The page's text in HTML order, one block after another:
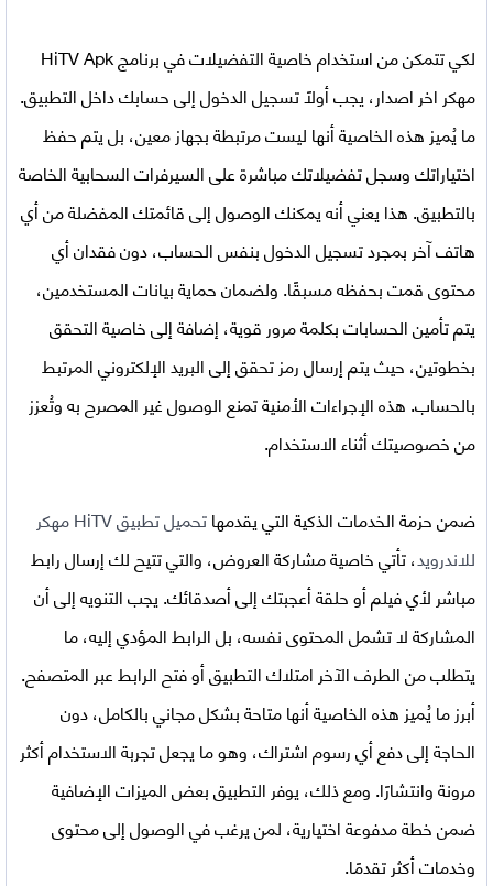
لكي تتمكن من استخدام خاصية التفضيلات في برنامج HiTV Apk
مهكر اخر اصدار، يجب أولًا تسجيل الدخول إلى حسابك داخل التطبيق.
ما يُميز هذه الخاصية أنها ليست مرتبطة بجهاز معين، بل يتم حفظ
اختياراتك وسجل تفضيلاتك مباشرة على السيرفرات السحابية الخاصة
بالتطبيق. هذا يعني أنه يمكنك الوصول إلى قائمتك المفضلة من أي
هاتف آخر بمجرد تسجيل الدخول بنفس الحساب، دون فقدان أي
محتوى قمت بحفظه مسبقًا. ولضمان حماية بيانات المستخدمين،
يتم تأمين الحسابات بكلمة مرور قوية، إضافة إلى خاصية التحقق
بخطوتين، حيث يتم إرسال رمز تحقق إلى البريد الإلكتروني المرتبط
بالحساب. هذه الإجراءات الأمنية تمنع الوصول غير المصرح به وتُعزز
من خصوصيتك أثناء الاستخدام.
ضمن حزمة الخدمات الذكية التي يقدمها
تحميل تطبيق HiTV مهكر
للاندرويد، تأتي خاصية مشاركة العروض، والتي تتيح لك إرسال رابط
مباشر لأي فيلم أو حلقة أعجبتك إلى أصدقائك. يجب التنويه إلى أن
المشاركة لا تشمل المحتوى نفسه، بل الرابط المؤدي إليه، ما
يتطلب من الطرف الآخر امتلاك التطبيق أو فتح الرابط عبر المتصفح.
أبرز ما يُميز هذه الخاصية أنها متاحة بشكل مجاني بالكامل، دون
الحاجة إلى دفع أي رسوم اشتراك، وهو ما يجعل تجربة الاستخدام أكثر
مرونة وانتشارًا. ومع ذلك، يوفر التطبيق بعض الميزات الإضافية
ضمن خطة مدفوعة اختيارية، لمن يرغب في الوصول إلى محتوى
وخدمات أكثر تقدمًا.